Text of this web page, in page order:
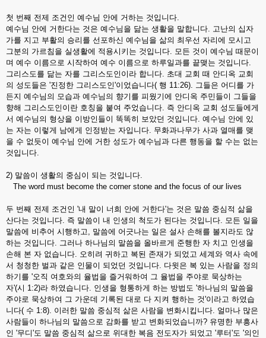
첫 번째 전제 조건인 예수님 안에 거하는 것입니다.
예수님 안에 거한다는 것은 예수님을 닮는 생활을 말합니다. 고난의 십자
가를 지고 부활의 승리를 선포하신 예수님을 삶의 최우선 자리에 모시고
그분의 가르침을 실생활에 적용시키는 것입니다. 모든 것이 예수님 때문이
며 예수 이름으로 시작하여 예수 이름으로 하루일과를 끝맺는 것입니다.
그리스도를 닮는 자를 그리스도인이라 합니다. 초대 교회 때 안디옥 교회
의 성도들은 '진정한 그리스도인'이었습니다( 행 11:26). 그들은 어디를 가
든지 예수님의 모습과 예수님의 향기를 피웠기에 안디옥 주민들이 그들을
향해 그리스도인이란 호칭을 붙여 주었습니다. 즉 안디옥 교회 성도들에게
서 예수님의 형상을 이방인들이 똑똑히 보았던 것입니다. 예수님 안에 있
는 자는 이렇게 남에게 인정받는 자입니다. 무화과나무가 사과 열매를 맺
을 수 없듯이 예수님 안에 거한 성도가 예수님과 다른 행동을 할 수는 없는
것입니다.
2) 말씀이 생활의 중심이 되는 것입니다.
The word must become the corner stone and the focus of our lives
두 번째 전제 조건인 '내 말이 너희 안에 거한다'는 것은 말씀 중심적 삶을
산다는 것입니다. 즉 말씀이 내 인생의 척도가 된다는 것입니다. 모든 일을
말씀에 비추어 시행하고, 말씀에 어긋나는 일은 설사 손해를 볼지라도 않
하는 것입니다. 그러나 하나님의 말씀을 올바르게 준행한 자 치고 인생을
손해 본 자 없습니다. 오히려 귀하고 복된 존재가 되었고 세계와 역사 속에
서 청청한 벌과 같은 인물이 되었던 것입니다. 다윗은 복 있는 사람을 정의
하기를 '오직 여호와의 율법을 즐거워하여 그 율법을 주야로 묵상하는
자'(시 1:2)라 하였습니다. 인생을 형통하게 하는 방법도 '하나님의 말씀을
주야로 묵상하여 그 가운데 기록된 대로 다 지켜 행하는 것'이라고 하였습
니다( 수 1:8). 이러한 말씀 중심적 삶은 사람을 변화시킵니다. 얼마나 많은
사람들이 하나님의 말씀으로 감화를 받고 변화되었습니까? 유명한 부흥사
인 '무디'도 말씀 중심적 삶으로 위대한 복음 전도자가 되었고 '루터'도 '의인